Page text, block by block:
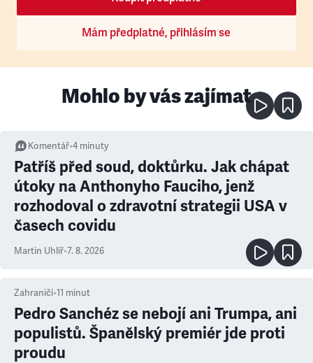
Mám předplatné, přihlásím se
Mohlo by vás zajímat
Komentář•4 minuty
Patříš před soud, doktůrku. Jak chápat
útoky na Anthonyho Fauciho, jenž
rozhodoval o zdravotní strategii USA v
časech covidu
Martin Uhlíř•7. 8. 2026
Zahraničí•11 minut
Pedro Sanchéz se nebojí ani Trumpa, ani
populistů. Španělský premiér jde proti
proudu